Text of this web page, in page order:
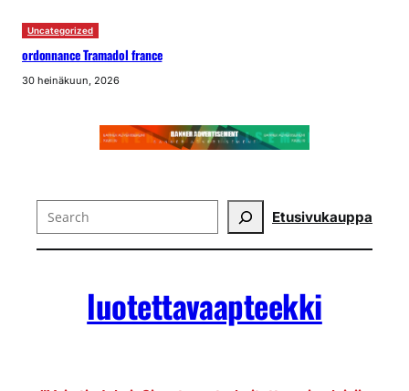
Uncategorized
ordonnance Tramadol france
30 heinäkuun, 2026
Search Etusivukauppa
luotettavaapteekki